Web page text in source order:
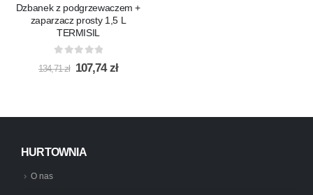
Dzbanek z podgrzewaczem +
zaparzacz prosty 1,5 L
TERMISIL
out of 5
134,71zł Pierwotna
cena
107,74złAktualna
HURTOWNIA
O nas